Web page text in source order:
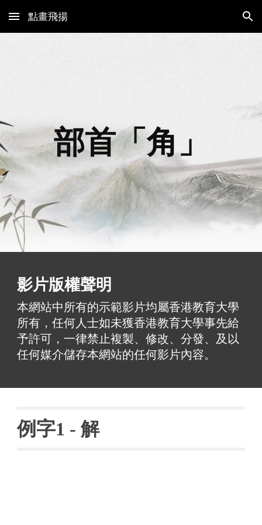
Skip to main content Skip to navigation
點畫飛揚
部首「角 」
影片版權聲明
本網站中所有的示範影片均屬香港教育大學
所有，任何人士如未獲香港教育大學事先給
予許可，一律禁止複製、修改、分發、及以
任何媒介儲存本網站的任何影片內容。
例字1 - 解